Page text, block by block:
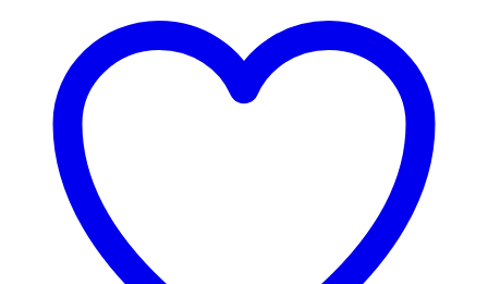
Zigarette
Starter
Akku
2000mAh
Betterie
mit
TFV12
Prince
Zerstäuber